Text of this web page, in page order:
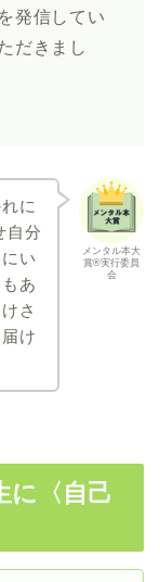
発信してい
だきまし
メンタル本大
賞®実行委員
会
に
自分
い
あ
さ
け
に〈自己